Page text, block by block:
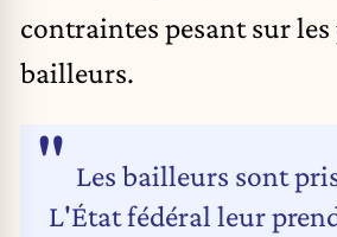
contraintes pesant sur
bailleurs.
Les bailleurs sont
L'État fédéral leur